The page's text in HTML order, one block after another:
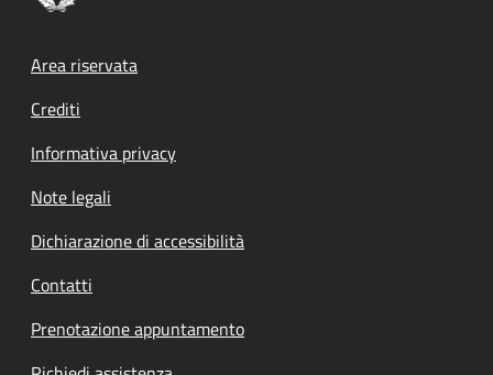
Footer menu
Area riservata
Crediti
Informativa privacy
Note legali
Dichiarazione di accessibilità
Contatti
Prenotazione appuntamento